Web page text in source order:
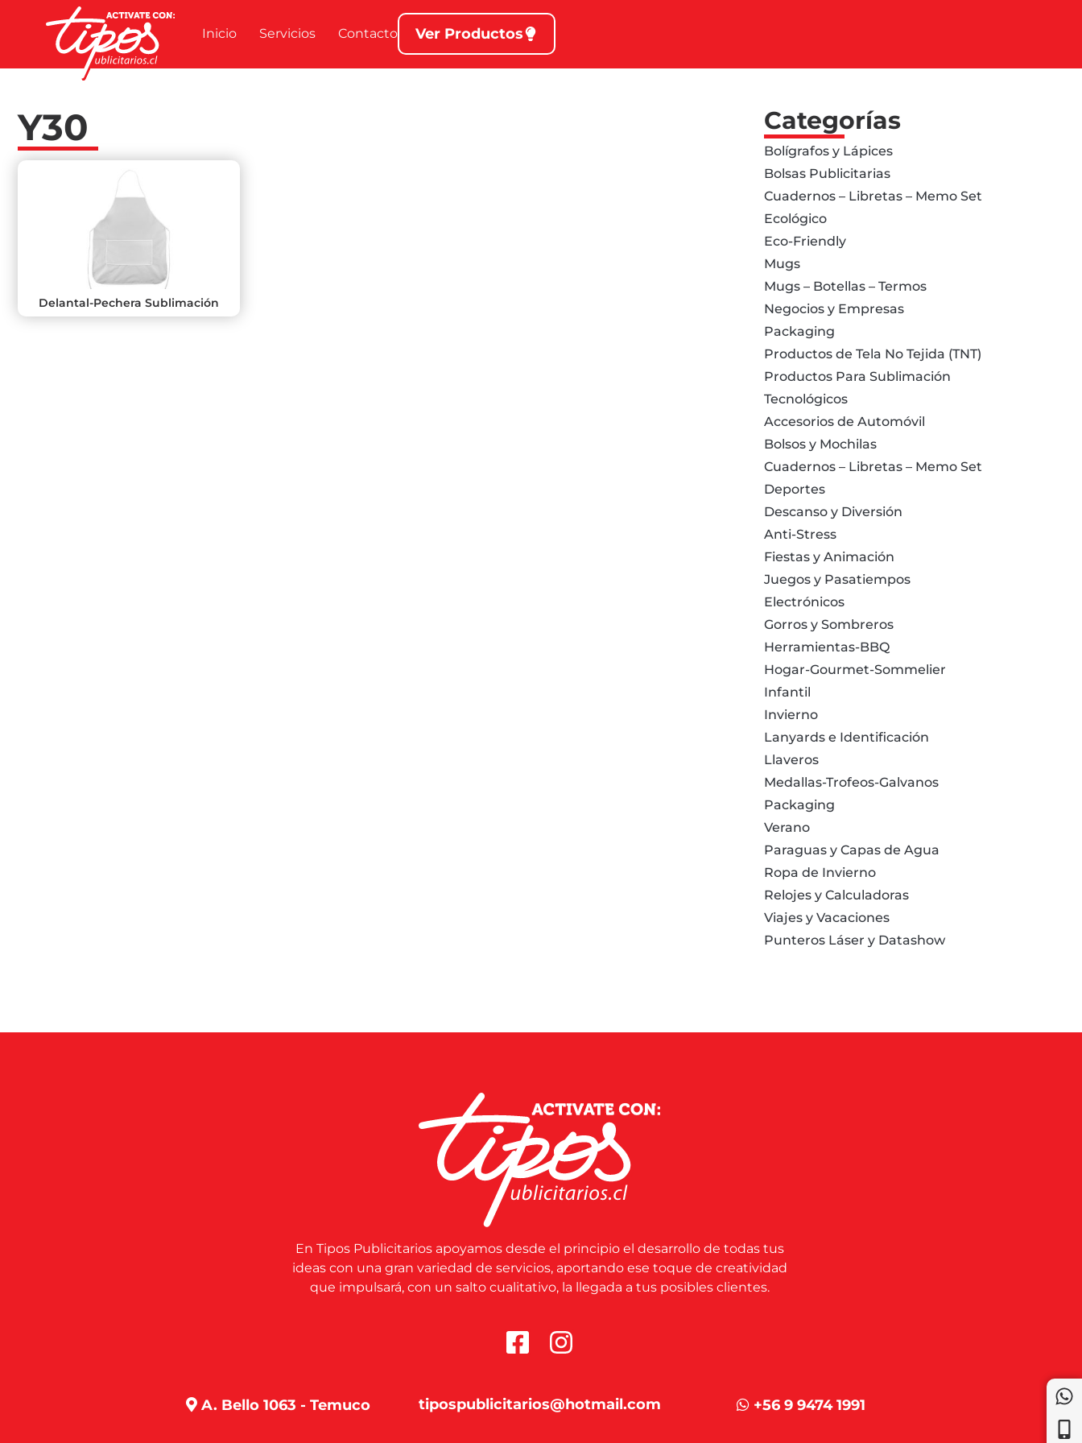
Inicio Servicios Contacto Ver Productos
Y30
Delantal-Pechera Sublimación
Categorías
Bolígrafos y Lápices
Bolsas Publicitarias
Cuadernos – Libretas – Memo Set
Ecológico
Eco-Friendly
Mugs
Mugs – Botellas – Termos
Negocios y Empresas
Packaging
Productos de Tela No Tejida (TNT)
Productos Para Sublimación
Tecnológicos
Accesorios de Automóvil
Bolsos y Mochilas
Cuadernos – Libretas – Memo Set
Deportes
Descanso y Diversión
Anti-Stress
Fiestas y Animación
Juegos y Pasatiempos
Electrónicos
Gorros y Sombreros
Herramientas-BBQ
Hogar-Gourmet-Sommelier
Infantil
Invierno
Lanyards e Identificación
Llaveros
Medallas-Trofeos-Galvanos
Packaging
Verano
Paraguas y Capas de Agua
Ropa de Invierno
Relojes y Calculadoras
Viajes y Vacaciones
Punteros Láser y Datashow
En Tipos Publicitarios apoyamos desde el principio el desarrollo de todas tus
ideas con una gran variedad de servicios, aportando ese toque de creatividad
que impulsará, con un salto cualitativo, la llegada a tus posibles clientes.
A. Bello 1063 - Temuco tipospublicitarios@hotmail.com +56 9 9474 1991